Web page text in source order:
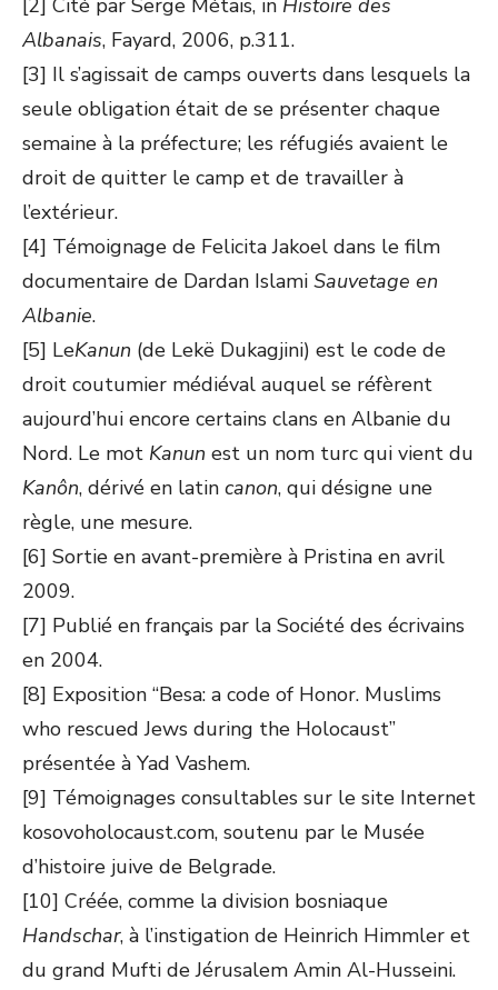
[2] Cité par Serge Métais, in Histoire des
Albanais, Fayard, 2006, p.311.
[3] Il s’agissait de camps ouverts dans lesquels la
seule obligation était de se présenter chaque
semaine à la préfecture; les réfugiés avaient le
droit de quitter le camp et de travailler à
l’extérieur.
[4] Témoignage de Felicita Jakoel dans le film
documentaire de Dardan Islami Sauvetage en
Albanie.
[5] LeKanun (de Lekë Dukagjini) est le code de
droit coutumier médiéval auquel se réfèrent
aujourd’hui encore certains clans en Albanie du
Nord. Le mot Kanun est un nom turc qui vient du
Kanôn, dérivé en latin canon, qui désigne une
règle, une mesure.
[6] Sortie en avant-première à Pristina en avril
2009.
[7] Publié en français par la Société des écrivains
en 2004.
[8] Exposition “Besa: a code of Honor. Muslims
who rescued Jews during the Holocaust”
présentée à Yad Vashem.
[9] Témoignages consultables sur le site Internet
kosovoholocaust.com, soutenu par le Musée
d’histoire juive de Belgrade.
[10] Créée, comme la division bosniaque
Handschar, à l’instigation de Heinrich Himmler et
du grand Mufti de Jérusalem Amin Al-Husseini.